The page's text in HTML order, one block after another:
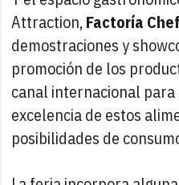
Attraction,Factoría Chef
demostraciones y
promoción de los
canal internacional
excelencia de estos
posibilidades de